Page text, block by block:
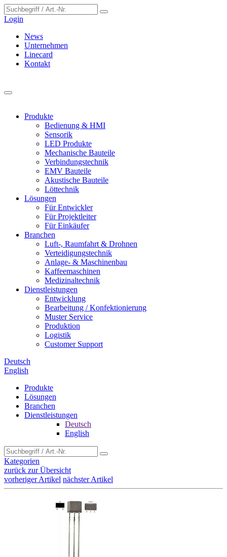
Login
News
Unternehmen
Linecard
Kontakt
Produkte
Bedienung & HMI
Sensorik
LED Produkte
Mechanische Bauteile
Verbindungstechnik
EMV Bauteile
Akustische Bauteile
Löttechnik
Lösungen
Für Entwickler
Für Projektleiter
Für Einkäufer
Branchen
Luft-, Raumfahrt & Drohnen
Verteidigungstechnik
Anlage- & Maschinenbau
Kaffeemaschinen
Medizinaltechnik
Dienstleistungen
Entwicklung
Bearbeitung / Konfektionierung
Muster Service
Produktion
Logistik
Customer Support
Deutsch
English
Produkte
Lösungen
Branchen
Dienstleistungen
Deutsch
English
Kategorien
zurück zur Übersicht
vorheriger Artikel nächster Artikel
Cookie-Einstellungen